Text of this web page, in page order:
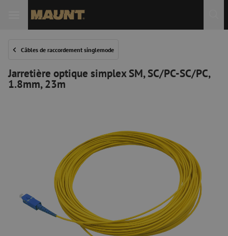
Câbles de raccordement singlemode
Jarretière optique simplex SM, SC/PC-SC/PC,
1.8mm, 23m